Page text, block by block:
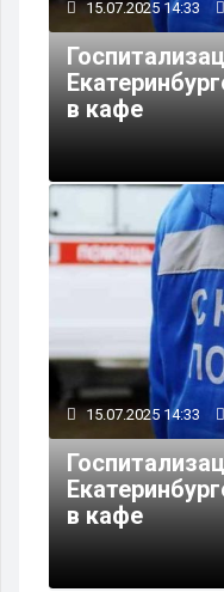
15.07.2025 14:33
в кафе
15.07.2025 14:33
в кафе